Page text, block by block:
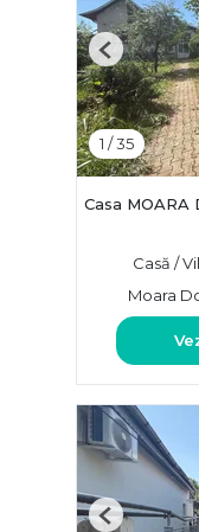
1 /35
Previous
Casa MOARA
Casă /
Moara
Previous